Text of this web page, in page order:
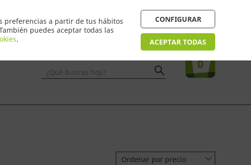
preferencias a partir de tus hábitos
puedes aceptar todas las
.
CONFIGURAR
ACEPTAR TODAS
¿Necesitas ayuda? FAQ
Tu compra
0
¿Qué buscas hoy?
Ordenar por precio